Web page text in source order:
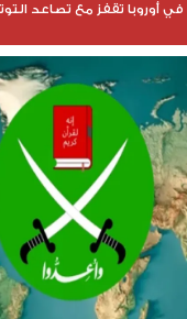
في أوروبا تقفز مع تصاعد